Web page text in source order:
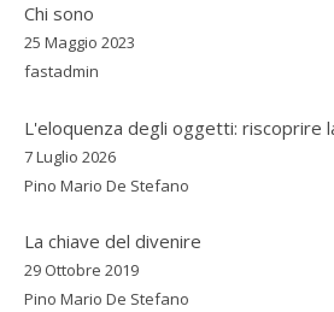
Chi sono
25 Maggio 2023
fastadmin
L'eloquenza degli oggetti: riscoprire
7 Luglio 2026
Pino Mario De Stefano
La chiave del divenire
29 Ottobre 2019
Pino Mario De Stefano